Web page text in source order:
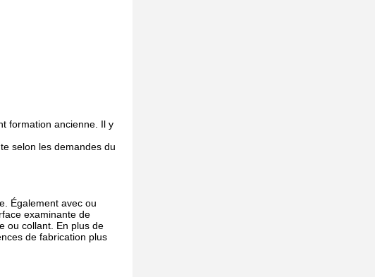
formation ancienne. Il y
selon les demandes du
Également avec ou
examinante de
ou collant. En plus de
de fabrication plus